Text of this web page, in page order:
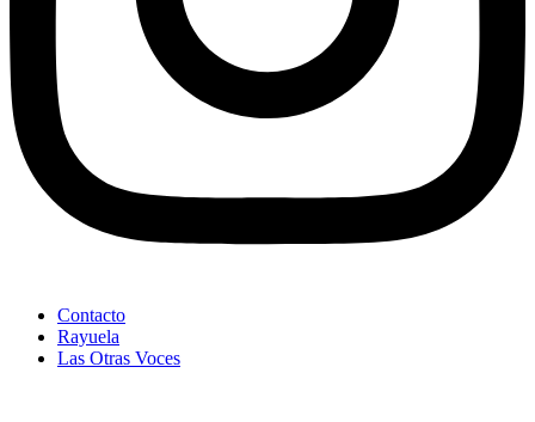
Contacto
Rayuela
Las Otras Voces